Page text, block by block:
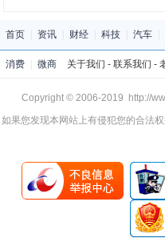
首页 资讯 财经 科技 汽车
消费 微商 关于我们 - 联系我们 -
Copyright © 2006-2019 http://
如果您发现本网站上有侵犯您的合法